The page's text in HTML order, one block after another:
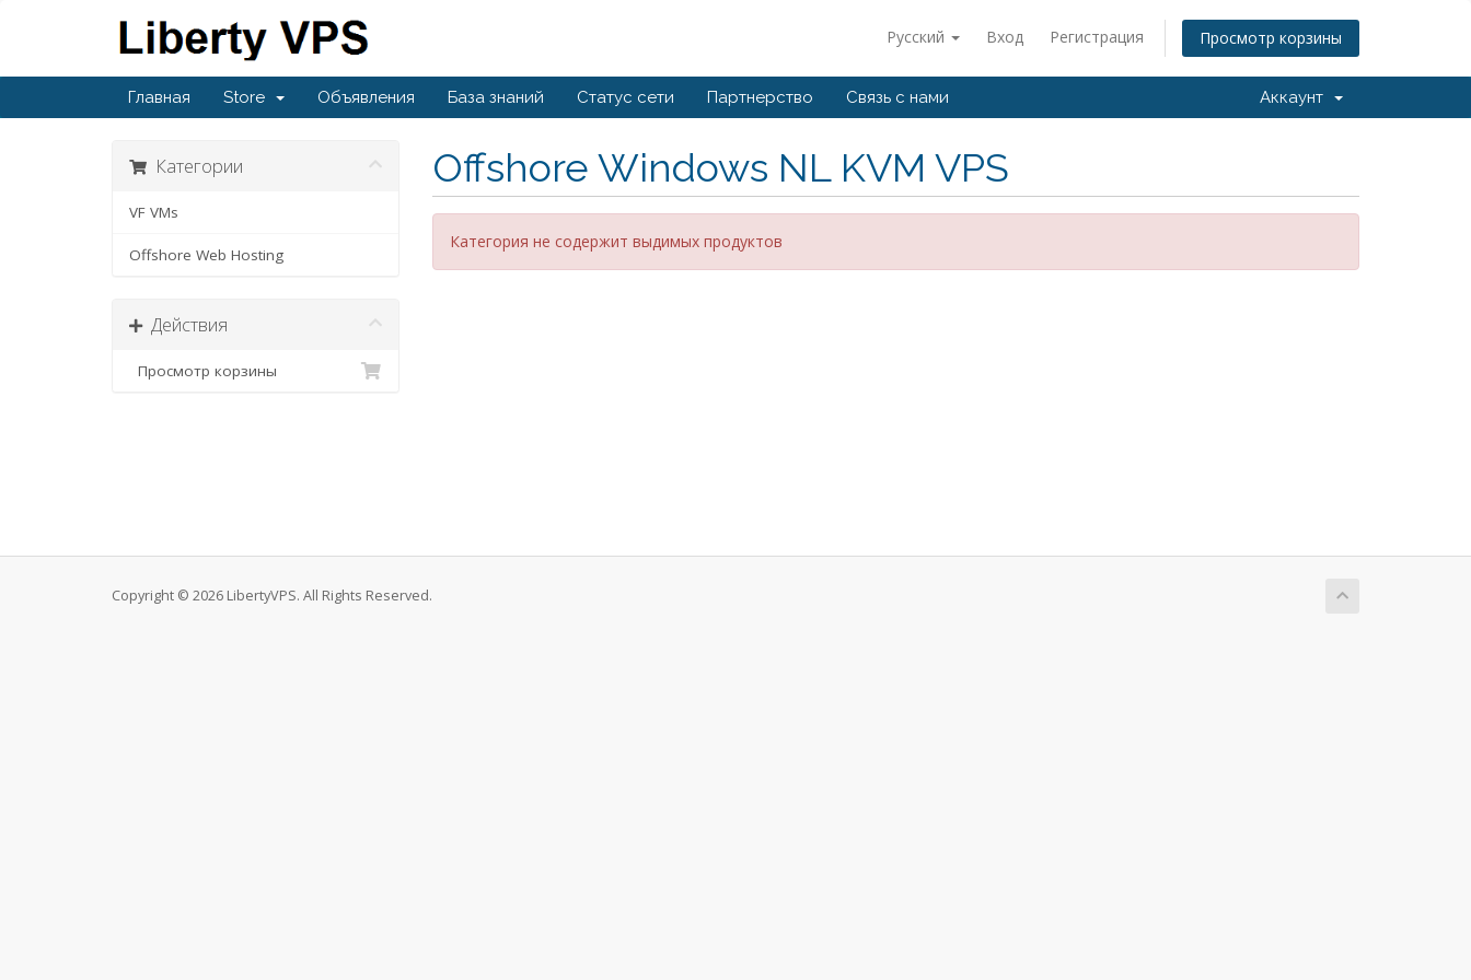
Русский Вход Регистрация Просмотр корзины
Главная Store Объявления База знаний Статус сети Партнерство Связь с нами Аккаунт
Offshore Windows NL KVM VPS
Категория не содержит выдимых продуктов
Категории
VF VMs
Offshore Web Hosting
Действия
Просмотр корзины
Copyright © 2026 LibertyVPS. All Rights Reserved.